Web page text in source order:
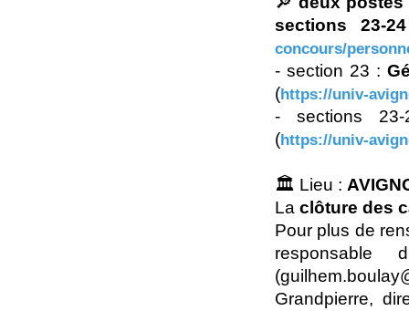
sections 23-24
concours/
- section 23 :
(https://univ-
- sections
(https://univ-
🏛️ Lieu :
La clôture des
Pour plus de
responsable
Grandpierre,